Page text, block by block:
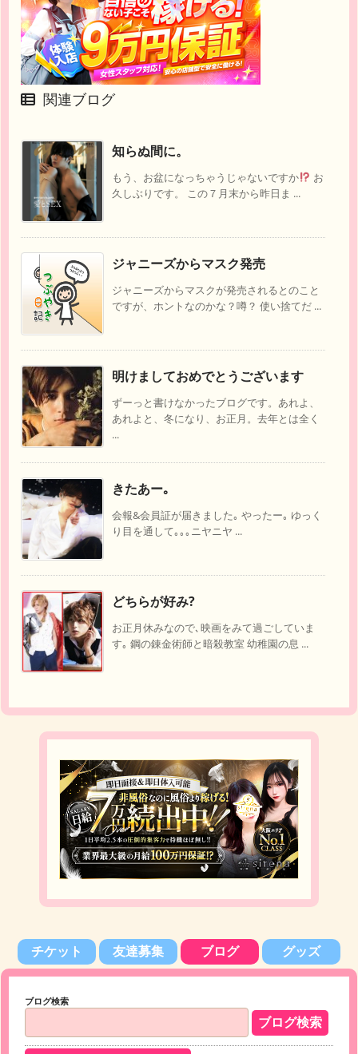
関連ブログ
知らぬ間に。
もう、お盆になっちゃうじゃないですか
お
久しぶりです。 この７月末から昨日ま ...
ジャニーズからマスク発売
ジャニーズからマスクが発売されるとのこと
ですが、ホントなのかな？噂？ 使い捨てだ ...
明けましておめでとうございます
ずーっと書けなかったブログです。あれよ、
あれよと、冬になり、お正月。去年とは全く
...
きたあー｡
会報&会員証が届きました｡ やったー｡ ゆっく
り目を通して｡｡｡ニヤニヤ ...
どちらが好み?
お正月休みなので､映画をみて過ごしていま
す｡ 鋼の錬金術師と暗殺教室 幼稚園の息 ...
チケット 友達募集 ブログ グッズ
ブログ検索